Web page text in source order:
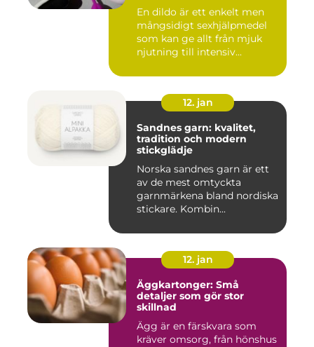
En dildo är ett enkelt men
mångsidigt sexhjälpmedel
som kan ge allt från mjuk
njutning till intensiv...
12. jan
Sandnes garn: kvalitet,
tradition och modern
stickglädje
Norska sandnes garn är ett
av de mest omtyckta
garnmärkena bland nordiska
stickare. Kombin...
12. jan
Äggkartonger: Små
detaljer som gör stor
skillnad
Ägg är en färskvara som
kräver omsorg, från hönshus